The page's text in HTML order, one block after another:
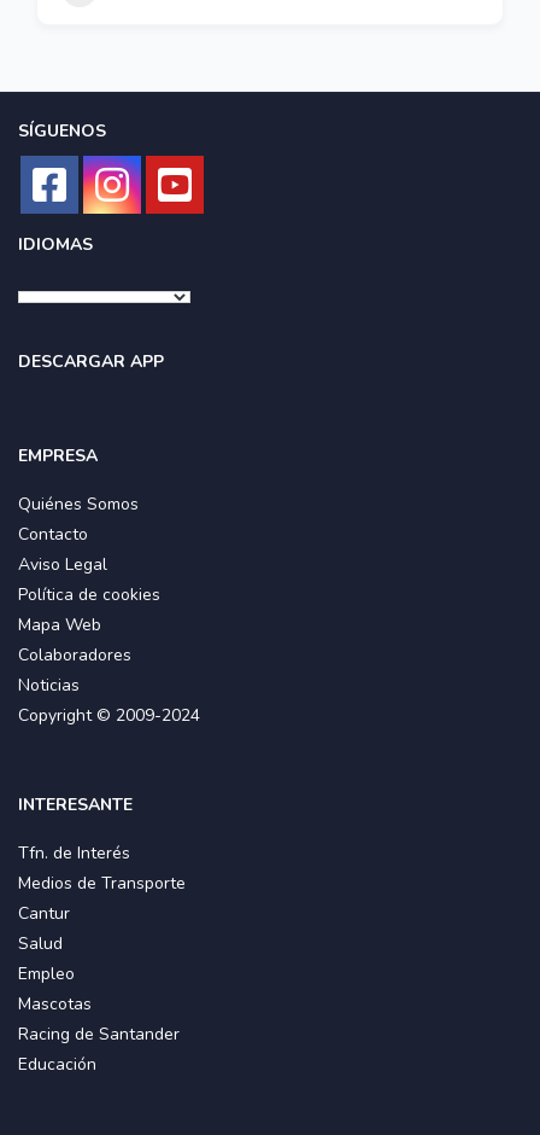
SÍGUENOS
IDIOMAS
DESCARGAR APP
EMPRESA
Quiénes Somos
Contacto
Aviso Legal
Política de cookies
Mapa Web
Colaboradores
Noticias
Copyright © 2009-2024
INTERESANTE
Tfn. de Interés
Medios de Transporte
Cantur
Salud
Empleo
Mascotas
Racing de Santander
Educación